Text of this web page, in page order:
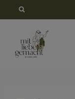
springen